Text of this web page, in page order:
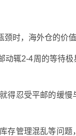
时，海外仓的价值
动辄2-4周的等待
得忍受平邮的缓
存管理混乱等问